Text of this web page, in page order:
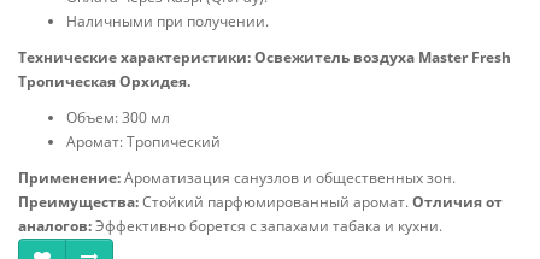
Наличными при получении.
Технические характеристики:Освежитель воздуха Master Fresh
Тропическая Орхидея.
Объем: 300 мл
Аромат: Тропический
Применение:Ароматизация санузлов и общественных зон.
Преимущества:Стойкий парфюмированный аромат.Отличия от
аналогов:Эффективно борется с запахами табака и кухни.